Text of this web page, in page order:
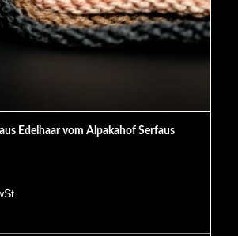
Edelhaar vom Alpakahof Serfaus